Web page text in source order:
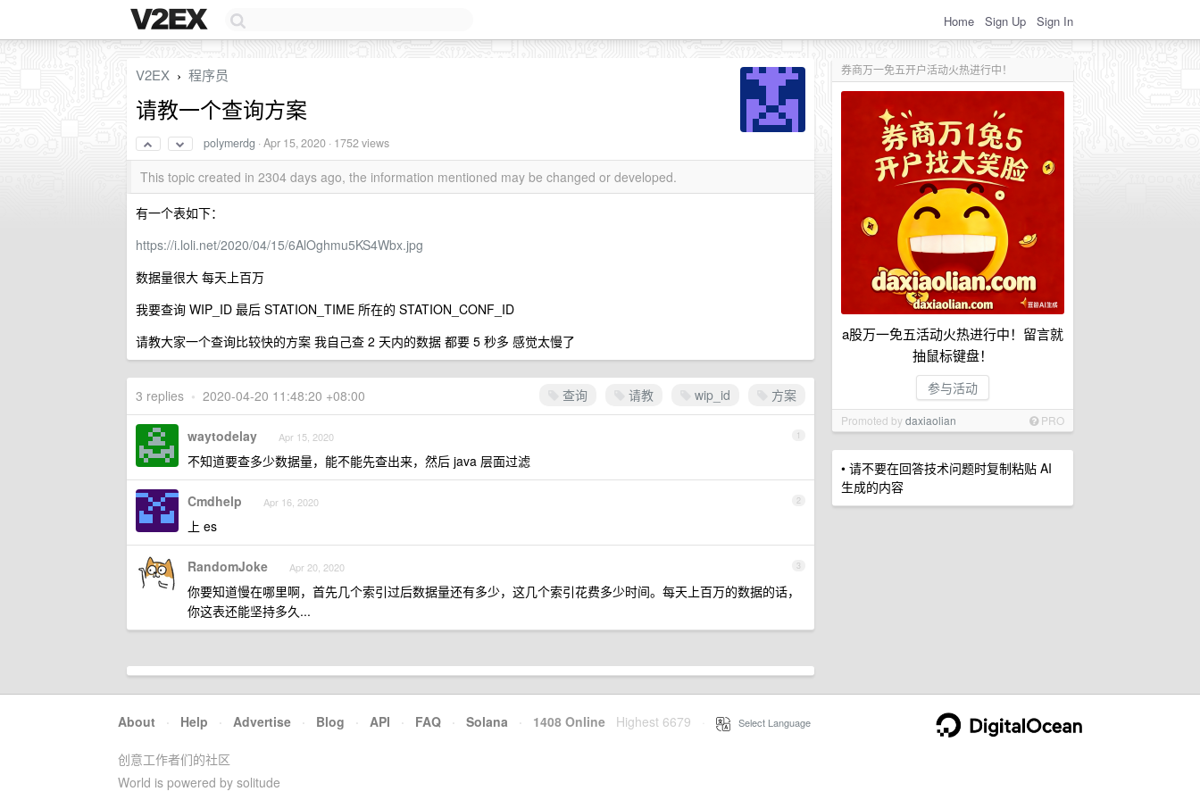
Home Sign Up Sign In
券商万一免五开户活动火热进行中！
a股万一免五活动火热进行中！留言就
抽鼠标键盘！
参与活动
Promoted bydaxiaolian PRO
• 请不要在回答技术问题时复制粘贴 AI
生成的内容
V2EX › 程序员
请教一个查询方案
polymerdg ·Apr 15, 2020 · 1752 views
This topic created in 2304 days ago, the information mentioned may be changed or developed.
有一个表如下：
https://i.loli.net/2020/04/15/6AlOghmu5KS4Wbx.jpg
数据量很大 每天上百万
我要查询 WIP_ID 最后 STATION_TIME 所在的 STATION_CONF_ID
请教大家一个查询比较快的方案 我自己查 2 天内的数据 都要 5 秒多 感觉太慢了
查询 请教 wip_id 方案
3 replies • 2020-04-20 11:48:20 +08:00
1
waytodelay Apr 15, 2020
不知道要查多少数据量，能不能先查出来，然后 java 层面过滤
2
Cmdhelp Apr 16, 2020
上 es
3
RandomJoke Apr 20, 2020
你要知道慢在哪里啊，首先几个索引过后数据量还有多少，这几个索引花费多少时间。每天上百万的数据的话，
你这表还能坚持多久...
About · Help · Advertise · Blog · API · FAQ · Solana · 1408 Online Highest 6679 Select Language
创意工作者们的社区
World is powered by solitude